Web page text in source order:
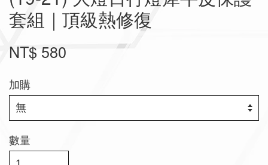
套組｜頂級熱修復
NT$ 580
加購
數量